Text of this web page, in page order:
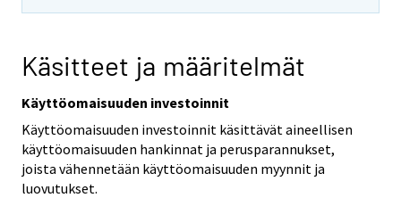
Käsitteet ja määritelmät
Käyttöomaisuuden investoinnit
Käyttöomaisuuden investoinnit käsittävät aineellisen
käyttöomaisuuden hankinnat ja perusparannukset,
joista vähennetään käyttöomaisuuden myynnit ja
luovutukset.